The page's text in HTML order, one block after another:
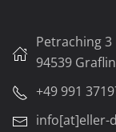
Petraching 3
94539
+49 991
info[at]eller-